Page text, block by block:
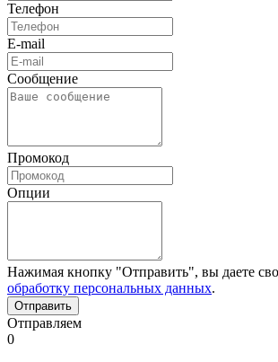
Телефон
E-mail
Сообщение
Промокод
Опции
Нажимая кнопку "Отправить", вы даете
обработку персональных данных.
Отправляем
0